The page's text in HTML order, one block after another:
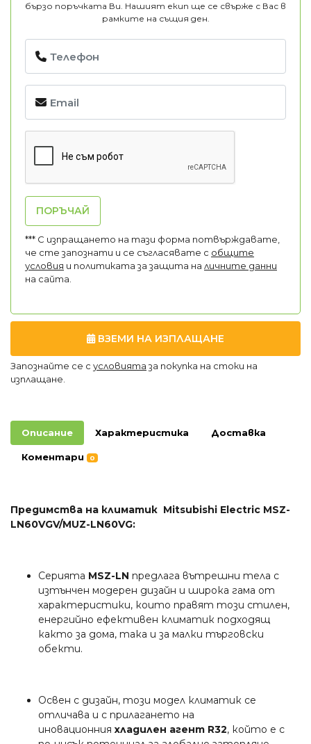
бързо поръчката Ви. Нашият екип ще се свърже с Вас в
рамките на същия ден.
ПОРЪЧАЙ
*** С изпращането на тази форма потвърждавате,
че сте запознати и се съгласявате с общите
условия и политиката за защита на личните данни
на сайта.
ВЗЕМИ НА ИЗПЛАЩАНЕ
Запознайте се с условията за покупка на стоки на
изплащане.
Описание Характеристика Доставка
Коментари 0
Предимства на климатик Mitsubishi Electric MSZ-
LN60VGV/MUZ-LN60VG:
Серията MSZ-LN предлага вътрешни тела с
изтънчен модерен дизайн и широка гама от
характеристики, които правят този стилен,
енергийно ефективен климатик подходящ
както за дома, така и за малки търговски
обекти.
Освен с дизайн, този модел климатик се
отличава и с прилагането на
иновационния хладилен агент R32, който е с